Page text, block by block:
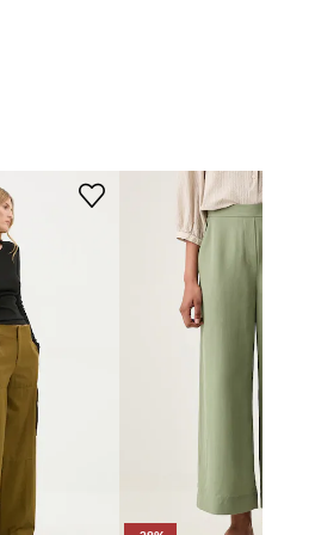
wybór rozmiaru, jaki nosisz
prezentowane w sklepie
przeliczone na standardową,
tabelę rozmiarową. Na
dostarczonego produktu
się oryginalne oznaczenie
rozmiarów